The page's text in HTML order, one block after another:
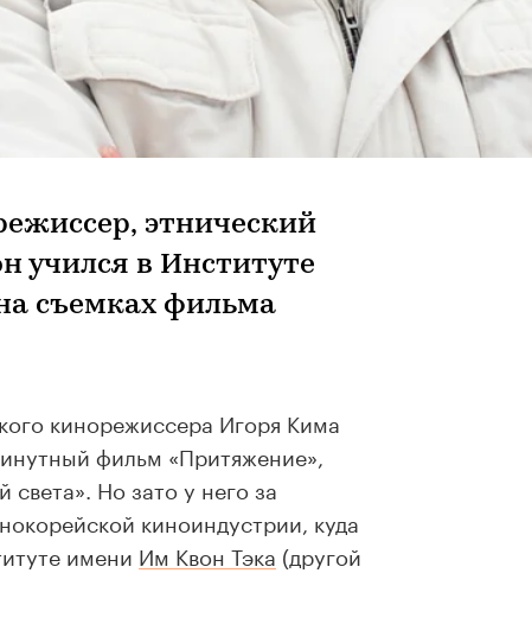
этнический
учился в Институте
съемках фильма
кинорежиссера Игоря Кима
фильм «Притяжение»,
Но зато у него за
киноиндустрии, куда
имени Им Квон Тэка (другой